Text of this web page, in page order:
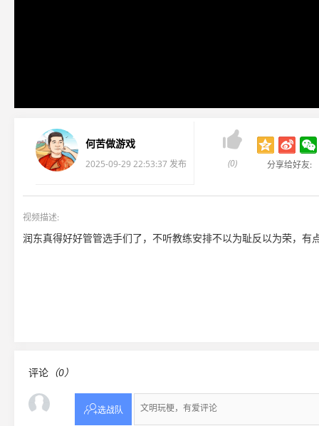
何苦做游戏
2025-09-29 22:53:37 发布

(0) 分享给好友:
视频描述:
润东真得好好管管选手们了，不听教练安排不以为耻反以为荣，有
评论 （0）
选战队